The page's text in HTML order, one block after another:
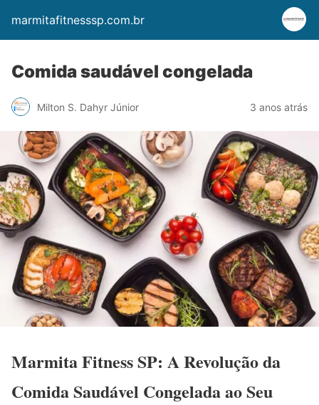
marmitafitnesssp.com.br
Comida saudável congelada
Milton S. Dahyr Júnior 3 anos atrás
Marmita Fitness SP: A Revolução da
Comida Saudável Congelada ao Seu